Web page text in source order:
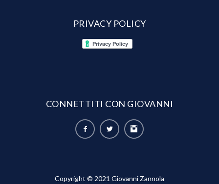
PRIVACY POLICY
CONNETTITI CON GIOVANNI
Copyright © 2021 Giovanni Zannola